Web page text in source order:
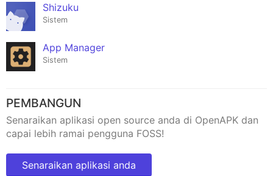
Shizuku
Sistem
App Manager
Sistem
PEMBANGUN
Senaraikan aplikasi open source anda di OpenAPK dan
capai lebih ramai pengguna FOSS!
Senaraikan aplikasi anda